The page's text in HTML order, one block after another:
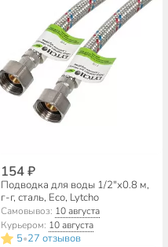
154 ₽
Подводка для воды 1/2"х0.8 м,
г-г, сталь, Еco, Lytcho
Самовывоз: 10 августа
Курьером: 10 августа
5•27 отзывов